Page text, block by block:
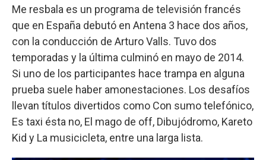
Me resbala es un programa de televisión francés
que en España debutó en Antena 3 hace dos años,
con la conducción de Arturo Valls. Tuvo dos
temporadas y la última culminó en mayo de 2014.
Si uno de los participantes hace trampa en alguna
prueba suele haber amonestaciones. Los desafíos
llevan títulos divertidos como Con sumo telefónico,
Es taxi ésta no, El mago de off, Dibujódromo, Kareto
Kid y La musicicleta, entre una larga lista.